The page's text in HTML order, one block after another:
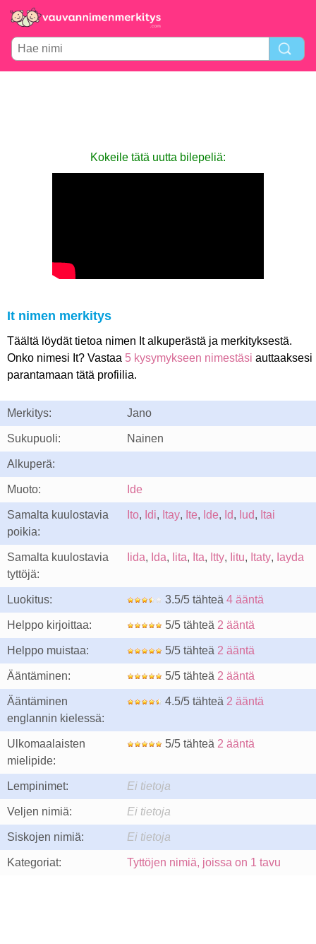
Kokeile tätä uutta bilepeliä:
It nimen merkitys
Täältä löydät tietoa nimen It alkuperästä ja merkityksestä.
Onko nimesi It? Vastaa 5 kysymykseen nimestäsi auttaaksesi
parantamaan tätä profiilia.
Merkitys: Jano
Sukupuoli: Nainen
Alkuperä:
Muoto: Ide
Samalta kuulostavia
poikia:
Ito, Idi, Itay, Ite, Ide, Id, Iud, Itai
Samalta kuulostavia
tyttöjä:
Iida, Ida, Iita, Ita, Itty, Iitu, Itaty, Iayda
Luokitus: 3.5/5 tähteä 4 ääntä
Helppo kirjoittaa: 5/5 tähteä 2 ääntä
Helppo muistaa: 5/5 tähteä 2 ääntä
Ääntäminen: 5/5 tähteä 2 ääntä
Ääntäminen
englannin kielessä:
4.5/5 tähteä 2 ääntä
Ulkomaalaisten
mielipide:
5/5 tähteä 2 ääntä
Lempinimet: Ei tietoja
Veljen nimiä: Ei tietoja
Siskojen nimiä: Ei tietoja
Kategoriat: Tyttöjen nimiä, joissa on 1 tavu